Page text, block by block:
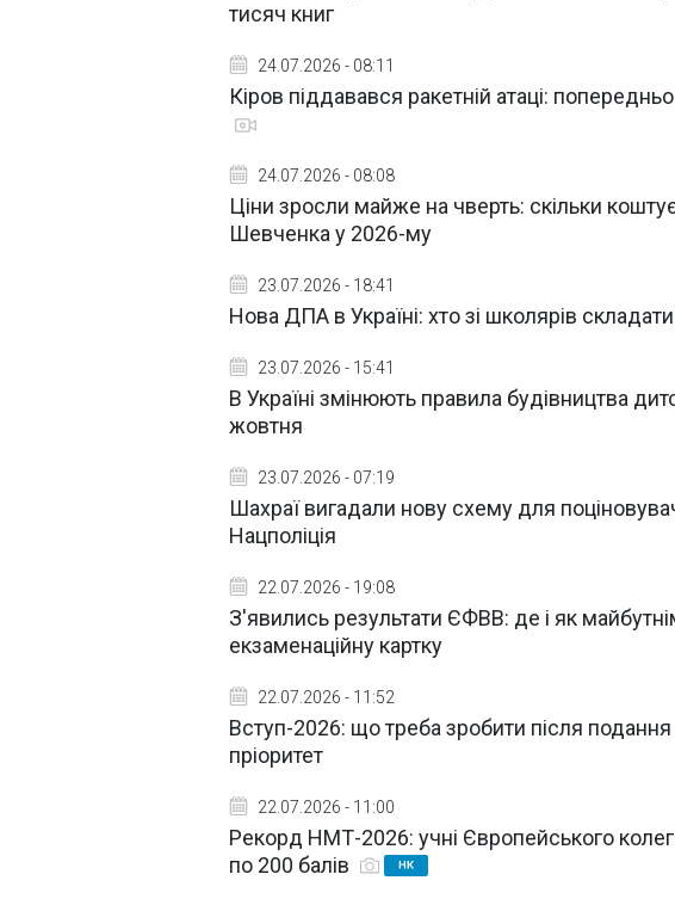
тисяч книг
24.07.2026 - 08:11
Кіров піддавався ракетній атаці:
24.07.2026 - 08:08
Ціни зросли майже на чверть: скільки
Шевченка у 2026-му
23.07.2026 - 18:41
Нова ДПА в Україні: хто зі школярів
23.07.2026 - 15:41
В Україні змінюють правила будівництва
жовтня
23.07.2026 - 07:19
Шахраї вигадали нову схему для
Нацполіція
22.07.2026 - 19:08
З'явились результати ЄФВВ: де і як
екзаменаційну картку
22.07.2026 - 11:52
Вступ-2026: що треба зробити після
пріоритет
22.07.2026 - 11:00
Рекорд НМТ-2026: учні Європейського
по 200 балів